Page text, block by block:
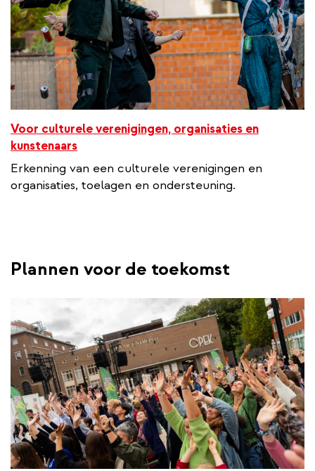
Voor culturele verenigingen, organisaties en
kunstenaars
Erkenning van een culturele verenigingen en
organisaties, toelagen en ondersteuning.
Plannen voor de toekomst